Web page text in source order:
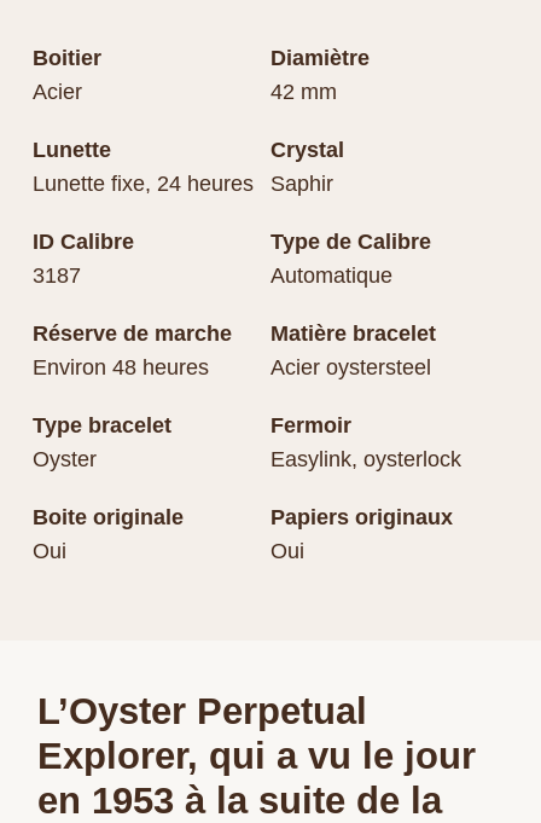
Boitier
Acier
Diamiètre
42 mm
Lunette
Lunette fixe, 24 heures
Crystal
Saphir
ID Calibre
3187
Type de Calibre
Automatique
Réserve de marche
Environ 48 heures
Matière bracelet
Acier oystersteel
Type bracelet
Oyster
Fermoir
Easylink, oysterlock
Boite originale
Oui
Papiers originaux
Oui
L’Oyster Perpetual
Explorer, qui a vu le jour
en 1953 à la suite de la